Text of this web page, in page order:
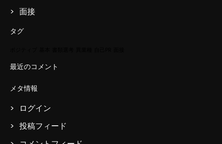
面接
タグ
最近のコメント
メタ情報
ログイン
投稿フィード